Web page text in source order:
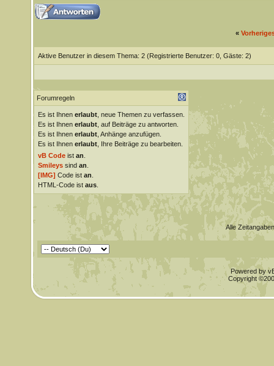
«
Aktive Benutzer in diesem Thema: 2 (Registrierte Benutzer: 0, Gäste: 2)
Forumregeln
Es ist Ihnen erlaubt, neue Themen zu verfassen.
Es ist Ihnen erlaubt, auf Beiträge zu antworten.
Es ist Ihnen erlaubt, Anhänge anzufügen.
Es ist Ihnen erlaubt, Ihre Beiträge zu bearbeiten.
vB Codeist an
Smileyssind an
[IMG] Code ist an
HTML-Code ist aus.
Alle
Powered by
Copyright